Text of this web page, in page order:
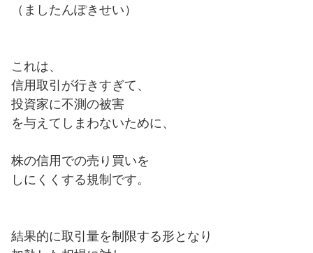
（ましたんぽきせい）
これは、
信用取引が行きすぎて、
投資家に不測の被害
を与えてしまわないために、
株の信用での売り買いを
しにくくする規制です。
結果的に取引量を制限する形となり